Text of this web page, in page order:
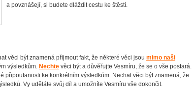
a povznášejí, si budete dláždit cestu ke štěstí.
věci být znamená přijmout fakt, že některé věci jsou mimo naši
výsledkům. Nechte věci být a důvěřujte Vesmíru, že se o vše postará.
připoutanosti ke konkrétním výsledkům. Nechat věci být znamená, že
Vy uděláte svůj díl a umožníte Vesmíru vše dokončit.